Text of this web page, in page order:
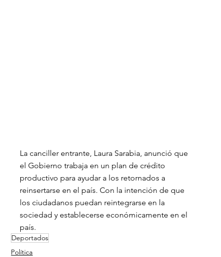
La canciller entrante, Laura Sarabia, anunció que
el Gobierno trabaja en un plan de crédito
productivo para ayudar a los retornados a
reinsertarse en el país. Con la intención de que
los ciudadanos puedan reintegrarse en la
sociedad y establecerse económicamente en el
país.
Deportados
Política